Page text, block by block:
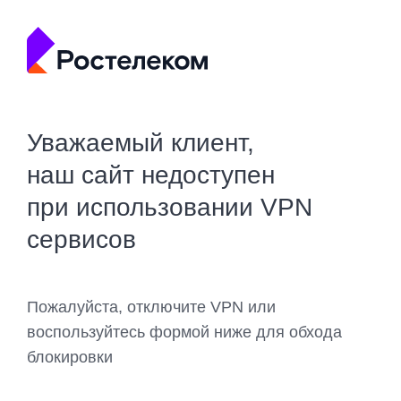
Уважаемый клиент,
наш сайт недоступен
при использовании VPN
сервисов
Пожалуйста, отключите VPN или
воспользуйтесь формой ниже для обхода
блокировки